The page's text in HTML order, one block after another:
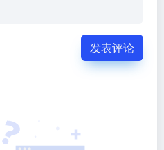
发表评论